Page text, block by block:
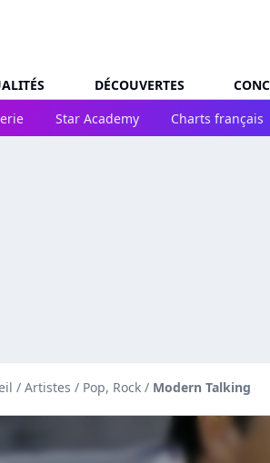
DÉCOUVERTES
Star Academy Charts français
/ Artistes / Pop, Rock / Modern Talking